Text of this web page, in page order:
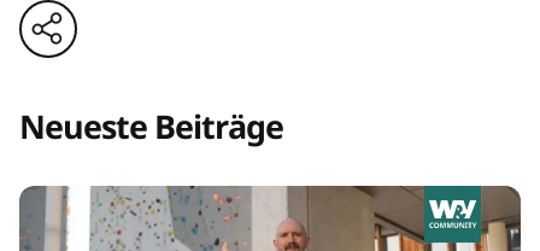
Neueste Beiträge